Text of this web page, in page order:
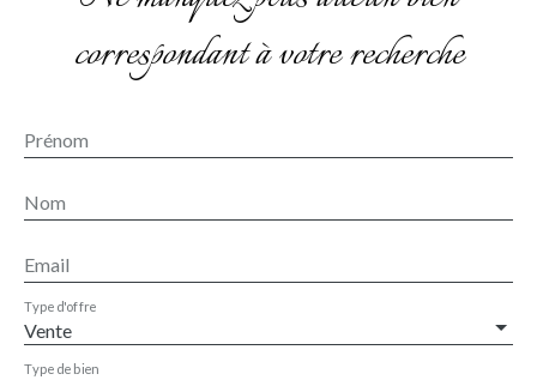
correspondant à votre recherche
Prénom
Nom
Email
Vente
Type d'offre
Type de bien